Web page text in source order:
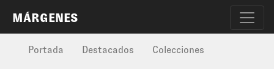
MÁRGENES
Portada Destacados Colecciones